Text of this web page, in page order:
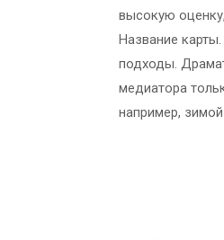
высокую
Название
подходы.
медиатора
например, зимой